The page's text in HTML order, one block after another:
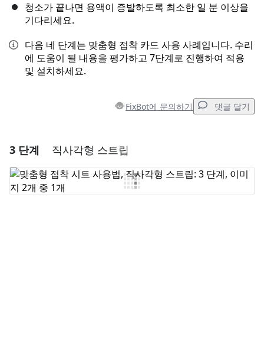
청소가 끝나면 용액이 증발하도록 최소한 일 분 이상을
기다리세요.
다음 네 단계는 맞춤형 접착 카드 사용 사례입니다. 수리
에 도움이 될 내용을 평가하고 7단계로 진행하여 적용
및 설치하세요.
FixBot에 문의하기 댓글 달기
댓글 달기
댓글 쓰기
3 단계 직사각형 스트립